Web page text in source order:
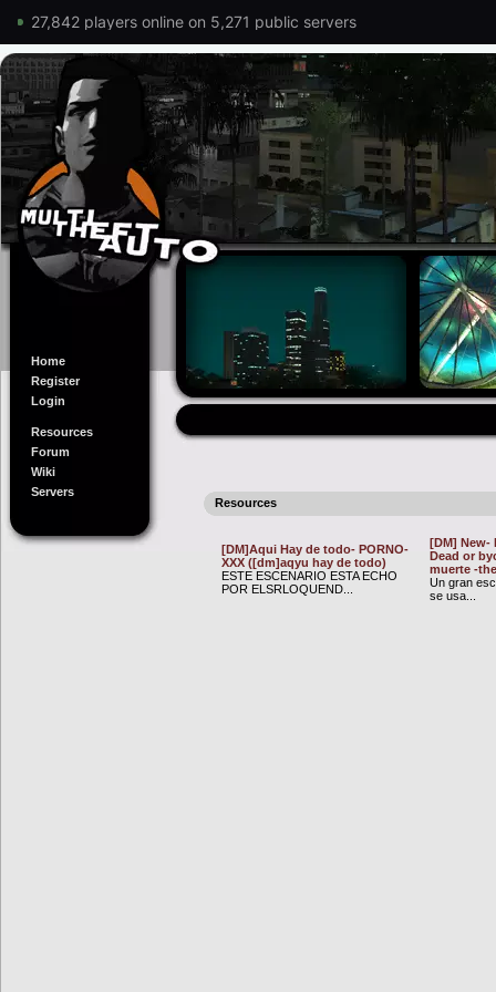
27,842 players online on 5,271 public servers
Home
Register
Login
Resources
Forum
Wiki
Servers
Resources
[DM]Aqui Hay de todo- PORNO-
XXX ([dm]aqyu hay de todo)
ESTE ESCENARIO ESTA ECHO
POR ELSRLOQUEND...
[DM] New-
Dead or
muerte -
Un gran
se usa...